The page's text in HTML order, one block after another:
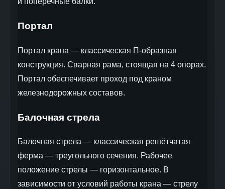
Портал
Портал крана — классическая П-образная
конструкция. Сварная рама, стоящая на 4 опорах.
Портал обеспечивает проход под краном
железнодорожных составов.
Балочная стрела
Балочная стрела — классическая решётчатая
ферма — треугольного сечения. Рабочее
положение стрелы — горизонтальное. В
зависимости от условий работы крана — стрелу